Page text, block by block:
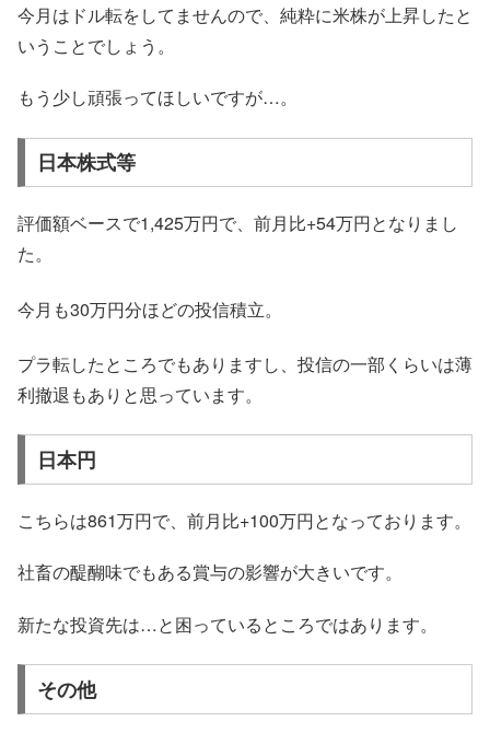
今月はドル転をしてませんので、純粋に米株が上昇したと
いうことでしょう。
もう少し頑張ってほしいですが…。
日本株式等
評価額ベースで1,425万円で、前月比+54万円となりまし
た。
今月も30万円分ほどの投信積立。
プラ転したところでもありますし、投信の一部くらいは薄
利撤退もありと思っています。
日本円
こちらは861万円で、前月比+100万円となっております。
社畜の醍醐味でもある賞与の影響が大きいです。
新たな投資先は…と困っているところではあります。
その他